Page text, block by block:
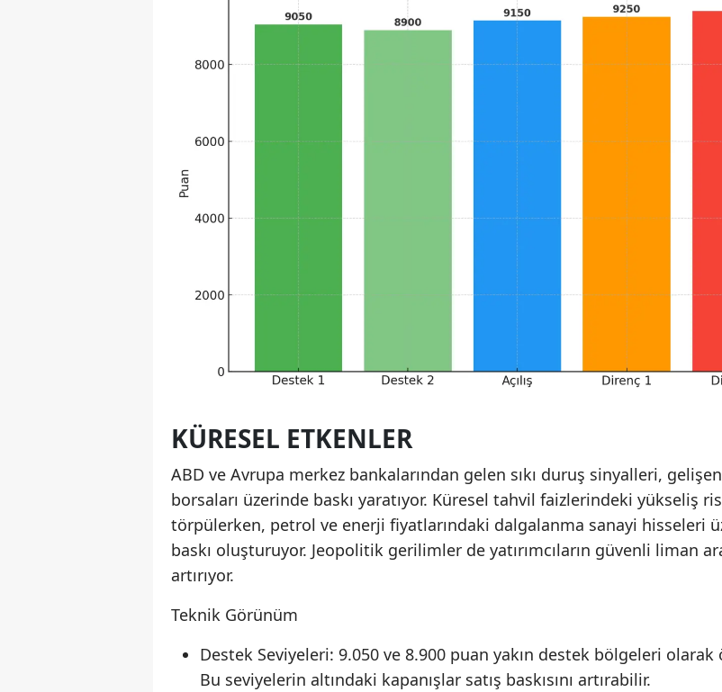
KÜRESEL ETKENLER
ABD ve Avrupa merkez bankalarından gelen sıkı duruş sinyalleri,
borsaları üzerinde baskı yaratıyor. Küresel tahvil faizlerindeki yükseliş
törpülerken, petrol ve enerji fiyatlarındaki dalgalanma sanayi hisseleri
baskı oluşturuyor. Jeopolitik gerilimler de yatırımcıların güvenli liman
artırıyor.
Teknik Görünüm
Destek Seviyeleri: 9.050 ve 8.900 puan yakın destek bölgeleri olarak
Bu seviyelerin altındaki kapanışlar satış baskısını artırabilir.